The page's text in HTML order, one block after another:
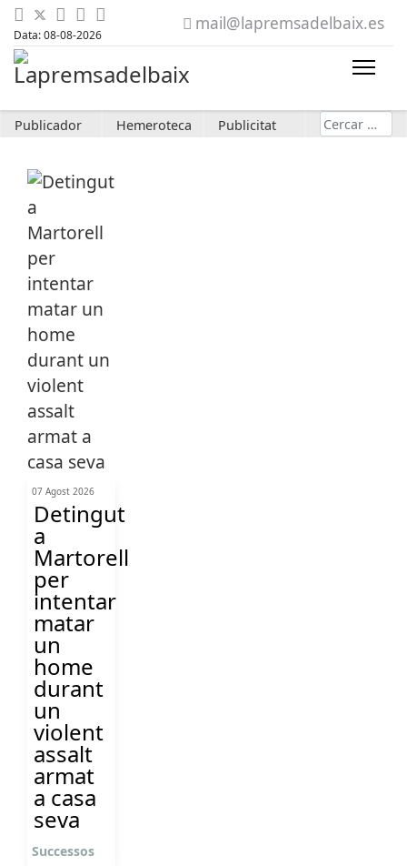
Data: 08-08-2026
mail@lapremsadelbaix.es
Publicador Hemeroteca Publicitat Cerca
07 Agost 2026
Detingut
a
Martorell
per
intentar
matar
un
home
durant
un
violent
assalt
armat
a casa
seva
Successos